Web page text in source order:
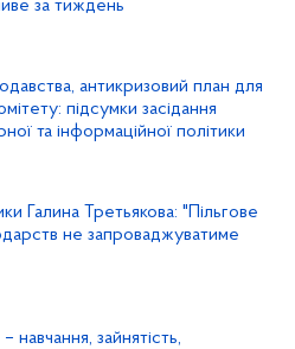
за тиждень
антикризовий план для
підсумки засідання
та інформаційної політики
Галина Третьякова: "Пільгове
не запроваджуватиме
навчання, зайнятість,